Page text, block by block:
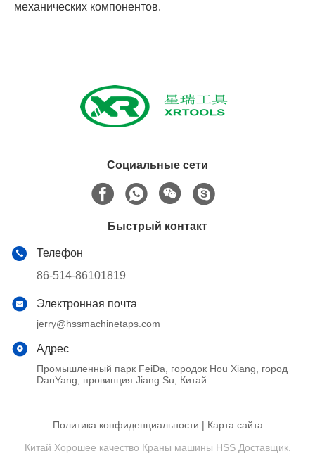
механических компонентов.
Социальные сети
Быстрый контакт
Телефон
86-514-86101819
Электронная почта
jerry@hssmachinetaps.com
Адрес
Промышленный парк FeiDa, городок Hou Xiang, город
DanYang, провинция Jiang Su, Китай.
Политика конфиденциальности | Карта сайта
Китай Хорошее качество Краны машины HSS Доставщик.